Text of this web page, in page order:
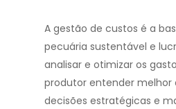
A gestão de custos é a
pecuária sustentável e
analisar e otimizar os
produtor entender melhor
decisões estratégicas e